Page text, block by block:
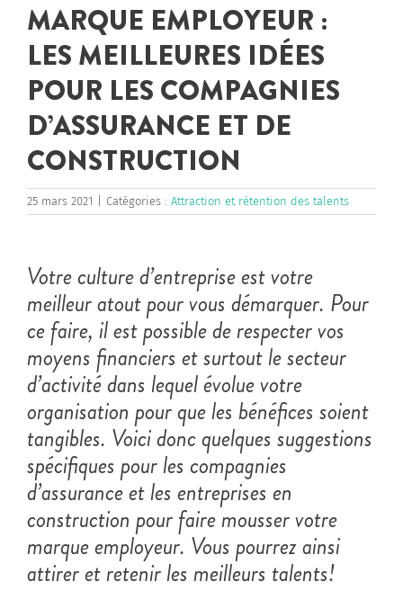
MARQUE EMPLOYEUR :
LES MEILLEURES IDÉES
POUR LES COMPAGNIES
D’ASSURANCE ET DE
CONSTRUCTION
25 mars 2021 Catégories : Attraction et rétention des talents
Votre culture d’entreprise est votre
meilleur atout pour vous démarquer. Pour
ce faire, il est possible de respecter vos
moyens financiers et surtout le secteur
d’activité dans lequel évolue votre
organisation pour que les bénéfices soient
tangibles. Voici donc quelques suggestions
spécifiques pour les compagnies
d’assurance et les entreprises en
construction pour faire mousser votre
marque employeur. Vous pourrez ainsi
attirer et retenir les meilleurs talents!